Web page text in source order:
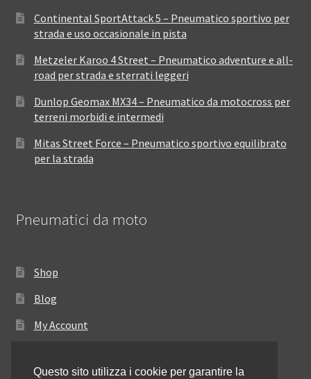
Continental SportAttack 5 – Pneumatico sportivo per
strada e uso occasionale in pista
Metzeler Karoo 4 Street – Pneumatico adventure e all-
road per strada e sterrati leggeri
Dunlop Geomax MX34 – Pneumatico da motocross per
terreni morbidi e intermedi
Mitas Street Force – Pneumatico sportivo equilibrato
per la strada
Pneumatici da moto
Shop
Blog
My Account
Questo sito utilizza i cookie per garantire la